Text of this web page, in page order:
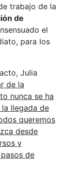
trabajo de la
de
el
para los
Julia
de la
nunca se ha
llegada de
queremos
desde
y
de